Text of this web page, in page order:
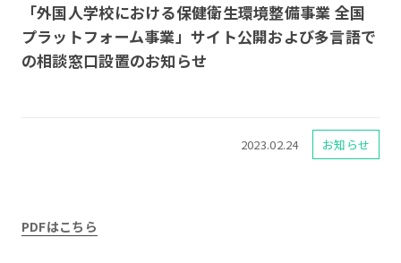
「外国人学校における保健衛生環境整備事業 全国
プラットフォーム事業」サイト公開および多言語で
の相談窓口設置のお知らせ
2023.02.24 お知らせ
PDFはこちら